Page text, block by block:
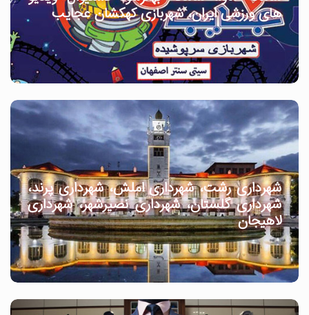
های ورزشی ایران، شهربازی کهکشان عجایب
شهرداری رشت، شهرداری املش، شهرداری پرند،
شهرداری گلستان، شهرداری نصیرشهر، شهرداری
لاهیجان